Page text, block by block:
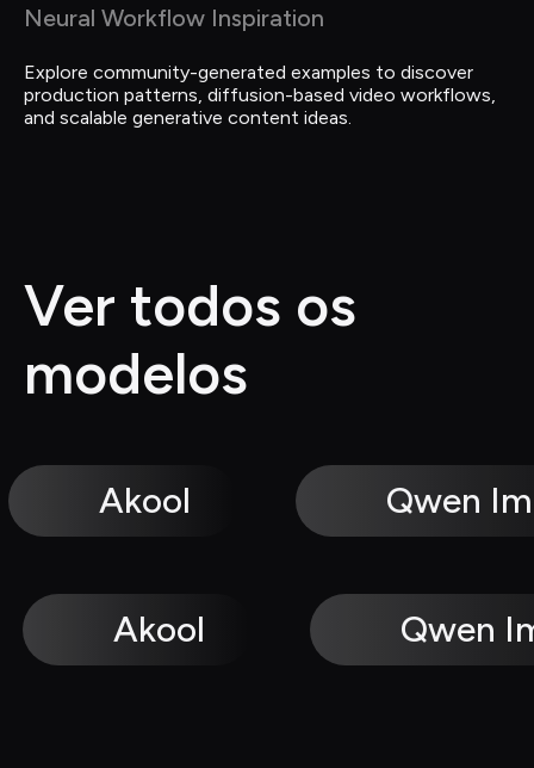
Neural Workflow Inspiration
Explore community-generated examples to discover
production patterns, diffusion-based video workflows,
and scalable generative content ideas.
Ver todos os
modelos
Akool Qwen
Akool Qwen